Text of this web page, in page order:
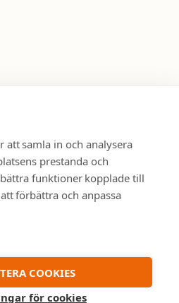
att samla in och analysera
prestanda och
funktioner kopplade till
förbättra och anpassa
COOKIES
för cookies